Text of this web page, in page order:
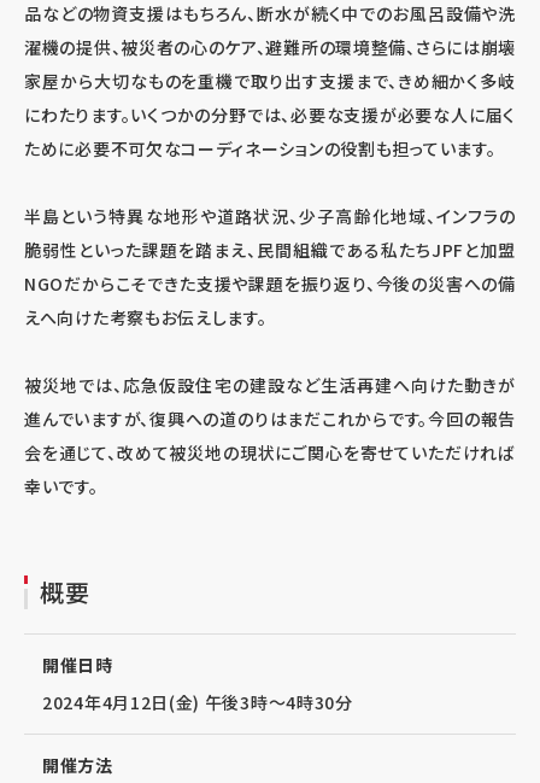
品などの物資支援はもちろん、断水が続く中でのお風呂設備や洗
濯機の提供、被災者の心のケア、避難所の環境整備、さらには崩壊
家屋から大切なものを重機で取り出す支援まで、きめ細かく多岐
にわたります。いくつかの分野では、必要な支援が必要な人に届く
ために必要不可欠なコーディネーションの役割も担っています。
半島という特異な地形や道路状況、少子高齢化地域、インフラの
脆弱性といった課題を踏まえ、民間組織である私たちJPFと加盟
NGOだからこそできた支援や課題を振り返り、今後の災害への備
えへ向けた考察もお伝えします。
被災地では、応急仮設住宅の建設など生活再建へ向けた動きが
進んでいますが、復興への道のりはまだこれからです。今回の報告
会を通じて、改めて被災地の現状にご関心を寄せていただければ
幸いです。
概要
開催日時
2024年4月12日(金) 午後3時～4時30分
開催方法